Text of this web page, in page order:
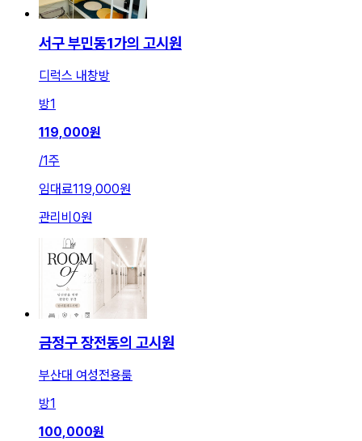
서구 부민동1가의 고시원
디럭스 내창방
방1
119,000원
/1주
임대료119,000원
관리비 0원
금정구 장전동의 고시원
부산대 여성전용룸
방1
100,000원